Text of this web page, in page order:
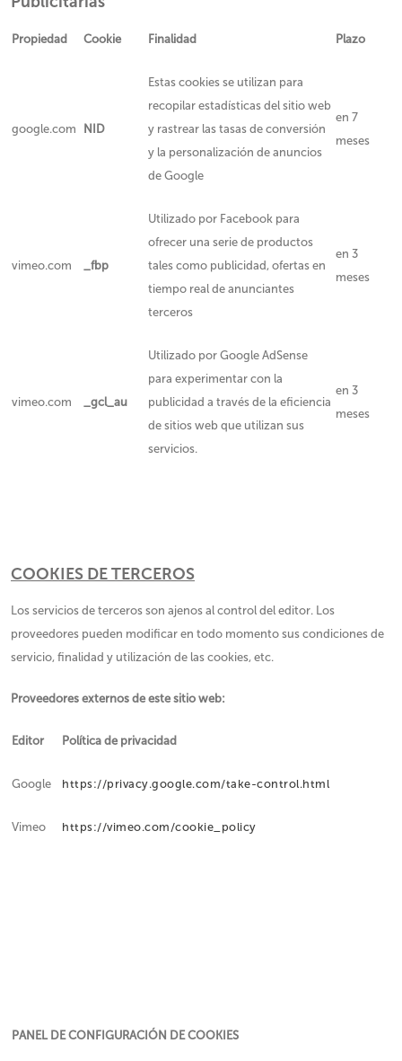
Propiedad Cookie Finalidad Plazo
google.com NID
Estas cookies se utilizan para
recopilar estadísticas del sitio web
y rastrear las tasas de conversión
y la personalización de anuncios
de Google
en 7
meses
vimeo.com _fbp
Utilizado por Facebook para
ofrecer una serie de productos
tales como publicidad, ofertas en
tiempo real de anunciantes
terceros
en 3
meses
vimeo.com _gcl_au
Utilizado por Google AdSense
para experimentar con la
publicidad a través de la eficiencia
de sitios web que utilizan sus
servicios.
en 3
meses
COOKIES DE TERCEROS
Los servicios de terceros son ajenos al control del editor. Los
proveedores pueden modificar en todo momento sus condiciones de
servicio, finalidad y utilización de las cookies, etc.
Proveedores externos de este sitio web:
Editor Política de privacidad
Google https://privacy.google.com/take-control.html
Vimeo https://vimeo.com/cookie_policy
PANEL DE CONFIGURACIÓN DE COOKIES